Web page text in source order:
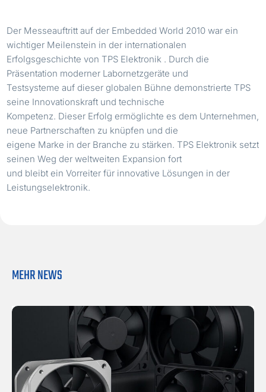
Der Messeauftritt auf der Embedded World 2010 war ein
wichtiger Meilenstein in der internationalen
Erfolgsgeschichte von TPS Elektronik . Durch die
Präsentation moderner Labornetzgeräte und
Testsysteme auf dieser globalen Bühne demonstrierte TPS
seine Innovationskraft und technische
Kompetenz. Dieser Erfolg ermöglichte es dem Unternehmen,
neue Partnerschaften zu knüpfen und die
eigene Marke in der Branche zu stärken. TPS Elektronik setzt
seinen Weg der weltweiten Expansion fort
und bleibt ein Vorreiter für innovative Lösungen in der
Leistungselektronik.
MEHR NEWS